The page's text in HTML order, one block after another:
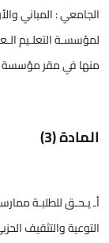
الجامعي : المباني
لمؤسسـة التعلـيم
منها في مقر مؤسسة
المادة (3)